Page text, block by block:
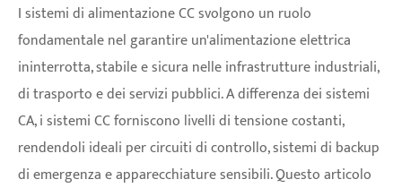
I sistemi di alimentazione CC svolgono un ruolo
fondamentale nel garantire un'alimentazione elettrica
ininterrotta, stabile e sicura nelle infrastrutture industriali,
di trasporto e dei servizi pubblici. A differenza dei sistemi
CA, i sistemi CC forniscono livelli di tensione costanti,
rendendoli ideali per circuiti di controllo, sistemi di backup
di emergenza e apparecchiature sensibili. Questo articolo